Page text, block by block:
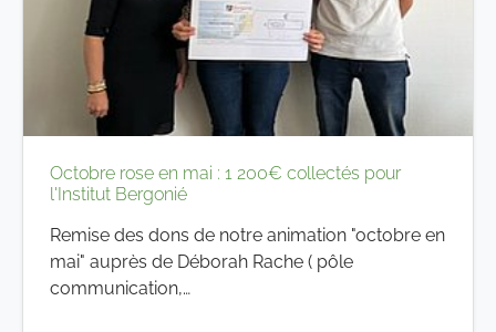
Octobre rose en mai : 1 200€ collectés pour
l'Institut Bergonié
Remise des dons de notre animation "octobre en
mai" auprès de Déborah Rache ( pôle
communication,…